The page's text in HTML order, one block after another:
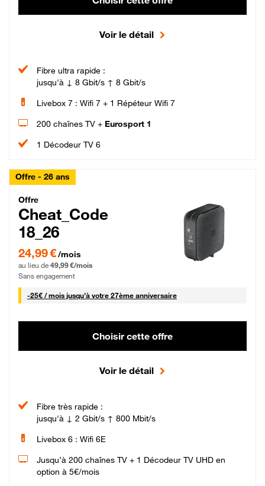
Voir le détail
Fibre ultra rapide :
jusqu'à ↓ 8 Gbit/s ↑ 8 Gbit/s
Livebox 7 : Wifi 7 + 1 Répéteur Wifi 7
200 chaînes TV + Eurosport 1
1 Décodeur TV 6
Offre - 26 ans
Cheat_Code Fibre_18_26
Offre
Cheat_Code
18_26
24,99 € par mois pendant 0 mois puis 49,99 € par mois, Sans engagement
24,99 €/mois
au lieu de 49,99 €/mois
Sans engagement
-25€ / mois25 € par mois
jusqu'à votre 27ème anniversaire
Choisir cette offre
Voir le détail
Fibre très rapide :
jusqu'à ↓ 2 Gbit/s ↑ 800 Mbit/s
Livebox 6 : Wifi 6E
Jusqu’à 200 chaînes TV + 1 Décodeur TV UHD en
option à 5€/mois